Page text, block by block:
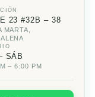
23 #32B – 38
MARTA,
SÁB
– 6:00 PM